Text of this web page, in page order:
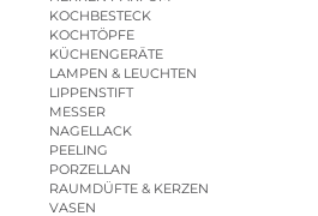
KOCHBESTECK
KOCHTÖPFE
KÜCHENGERÄTE
LAMPEN & LEUCHTEN
LIPPENSTIFT
MESSER
NAGELLACK
PEELING
PORZELLAN
RAUMDÜFTE & KERZEN
VASEN